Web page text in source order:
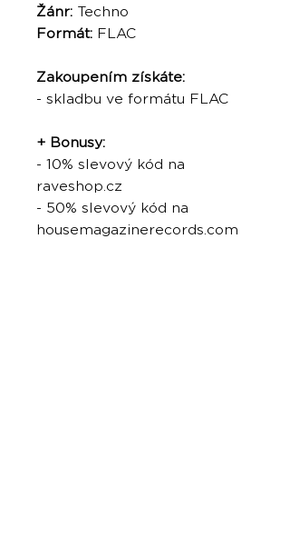
Žánr: Techno
Formát: FLAC
Zakoupením získáte:
- skladbu ve formátu FLAC
+ Bonusy:
- 10% slevový kód na
raveshop.cz
- 50% slevový kód na
housemagazinerecords.com